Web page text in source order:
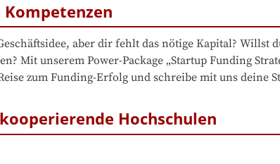
aber dir fehlt das nötige Kapital?
Mit unserem Power-Package „Startup Funding
Hochschulen